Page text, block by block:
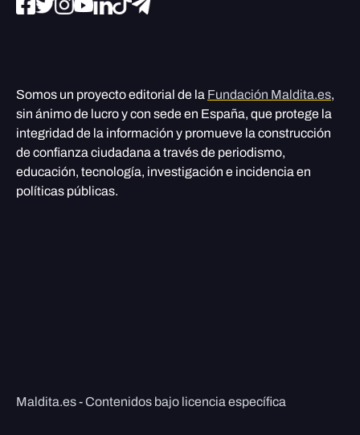
Somos un proyecto editorial de la Fundación Maldita.es,
sin ánimo de lucro y con sede en España, que protege la
integridad de la información y promueve la construcción
de confianza ciudadana a través de periodismo,
educación, tecnología, investigación e incidencia en
políticas públicas.
Maldita.es - Contenidos bajo licencia específica